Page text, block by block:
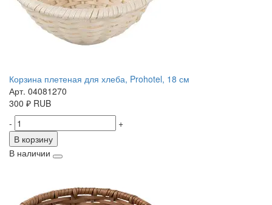
Корзина плетеная для хлеба, Prohotel, 18 см
Арт. 04081270
300 ₽ RUB
-
+
В корзину
В наличии